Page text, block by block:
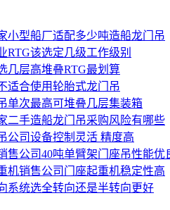
小型船厂适配多少吨造船龙门吊
RTG该选定几级工作级别
几层高堆叠RTG最划算
适合使用轮胎式龙门吊
单次最高可堆叠几层集装箱
二手造船龙门吊采购风险有哪些
公司设备控制灵活 精度高
售公司40吨单臂架门座吊性能优
机销售公司门座起重机稳定性高
系统选全转向还是半转向更好